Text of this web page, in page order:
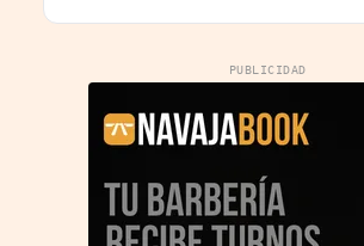
PUBLICIDAD